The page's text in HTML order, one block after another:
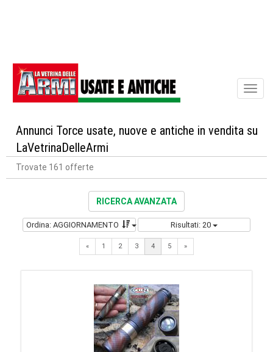
Annunci Torce usate, nuove e antiche in vendita su
LaVetrinaDelleArmi
Trovate 161 offerte
RICERCA AVANZATA
Ordina: AGGIORNAMENTO Risultati: 20
«Previous
1 2 3 4 5 »Next